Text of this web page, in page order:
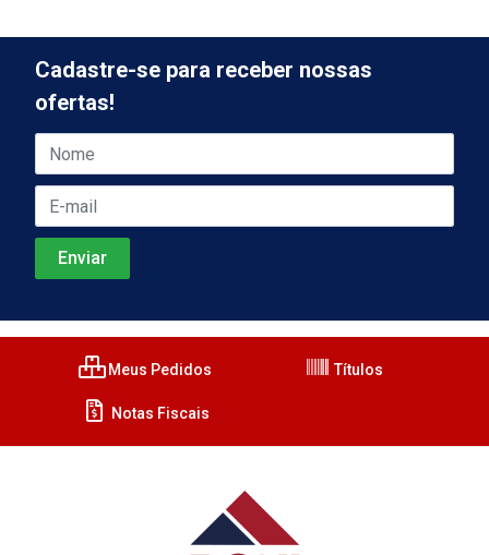
Cadastre-se para receber nossas
ofertas!
Meus Pedidos Títulos
Notas Fiscais